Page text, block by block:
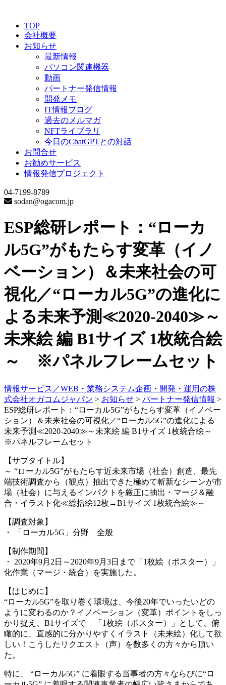
TOP
会社概要
お知らせ
最新情報
パソコン関連機器
動画
パートナー発信情報
開発メモ
IT情報ブログ
過去のメルマガ
NFTライブラリ
今日のChatGPTとの対話
お問合せ
お勧めサービス
情報発信プロジェクト
04-7199-8789
sodan@ogacom.jp
ESP総研レポート：“ローカ
ル5G”がもたらす変革（イノ
ベーション）＆未来社会の可
視化／“ローカル5G”の進化に
よる未来予測≪2020‐2040≫～
未来絵 編 B1サイズ 1枚統合絵
～ ※パネルフレームセット
情報サービス／WEB・業務システム企画・開発・運用の株
式会社オガコムジャパン > お知らせ > パートナー発信情報 >
ESP総研レポート：“ローカル5G”がもたらす変革（イノベー
ション）＆未来社会の可視化／“ローカル5G”の進化による
未来予測≪2020‐2040≫～未来絵 編 B1サイズ 1枚統合絵～
※パネルフレームセット
【サブタイトル】
～ “ローカル5G”がもたらす近未来市場（社会）創造、最先
端技術調査から（観点）抽出できた極めて斬新なシーンが市
場（社会）に与えるインパクトを厳正に抽出・マージ＆融
合・イラスト化≪総括絵12枚→B1サイズ 1枚統合絵≫～
【調査対象】
・ 「ローカル5G」分野 全般
【制作期間】
・ 2020年9月2日～2020年9月3日まで「1枚絵（ポスター）」
化作業（マージ・統合）を実施した。
【はじめに】
“ローカル5G”を取り巻く環境は、今後20年でいったいどの
ように変わるのか？イノベーション（変革）ポイントをしっ
かり捉え、B1サイズで 「1枚絵（ポスター）」として、俯
瞰的に、直感的に分かりやすくイラスト（未来絵）化して欲
しい！こうしたリクエスト（声）を数多くの方々から頂い
た。
特に、 “ローカル5G” に着眼する当事者の方々ならびに“ロ